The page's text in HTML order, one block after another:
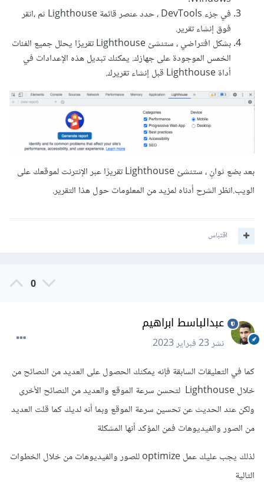
في جزء DevTools ، حدد عنصر قائمة Lighthouse ثم ،انقر
فوق إنشاء تقرير.
بشكل افتراضي ، ستنشئ Lighthouse تقريرًا يحلل جميع الفئات
الخمس الموجودة على جهازك. يمكنك تبديل هذه الإعدادات في
أداة Lighthouse قبل إنشاء تقريرك.
بعد بضع ثوانٍ ، ستنشئ Lighthouse تقريرًا عبر الإنترنت لموقعك على
الويب.انظر الشرح أدناه لمزيد من المعلومات حول هذا التقرير.
اقتباس
0
عبدالباسط ابراهيم
نشر23 فبراير 2023
كما في التعليقات السابقة فإنه يمكنك الحصول على العديد من النصائح من
خلال Lighthouse لتحسن سرعة الموقع والعديد من النصائح الأخرى
ولكن عند الحديث عن تحسين سرعة الموقع وبما أنه لديك كما قلت العديد
من الصور والفيديوهات فمن المؤكد أنها المشكلة
لذلك يجب عليك عمل optimize للصور والفيديوهات من خلال الخطوات
التالية